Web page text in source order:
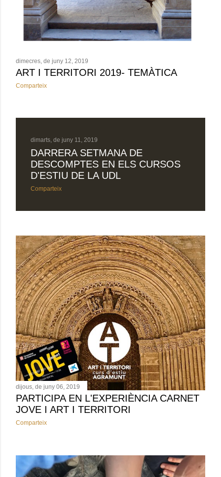
dimecres, de juny 12, 2019
ART I TERRITORI 2019- TEMÀTICA
Comparteix
dimarts, de juny 11, 2019
DARRERA SETMANA DE
DESCOMPTES EN ELS CURSOS
D'ESTIU DE LA UDL
Comparteix
dijous, de juny 06, 2019
PARTICIPA EN L'EXPERIÈNCIA CARNET
JOVE I ART I TERRITORI
Comparteix